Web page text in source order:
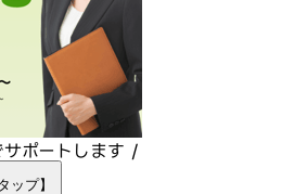
ポートします /
ップ】